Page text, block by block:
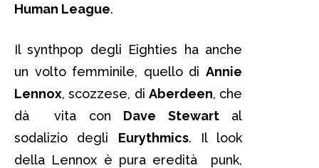
Human League.
Il synthpop degli Eighties ha anche
un volto femminile, quello di Annie
Lennox, scozzese, di Aberdeen, che
dà vita con Dave Stewartal
sodalizio degli Eurythmics. Il look
della Lennox è pura eredità punk,